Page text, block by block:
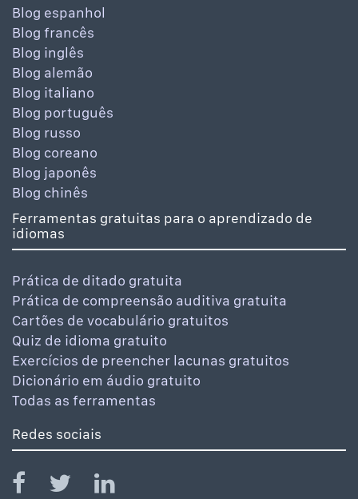
Blog espanhol
Blog francês
Blog inglês
Blog alemão
Blog italiano
Blog português
Blog russo
Blog coreano
Blog japonês
Blog chinês
Ferramentas gratuitas para o aprendizado de
idiomas
Prática de ditado gratuita
Prática de compreensão auditiva gratuita
Cartões de vocabulário gratuitos
Quiz de idioma gratuito
Exercícios de preencher lacunas gratuitos
Dicionário em áudio gratuito
Todas as ferramentas
Redes sociais